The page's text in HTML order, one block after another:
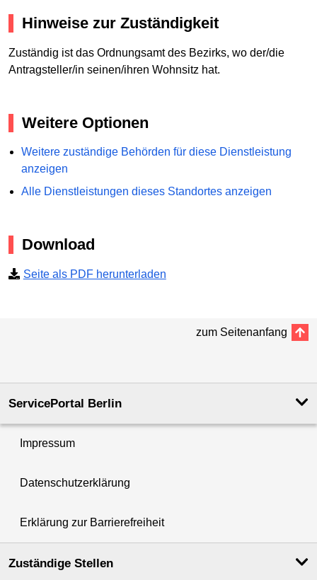
Hinweise zur Zuständigkeit
Zuständig ist das Ordnungsamt des Bezirks, wo der/die
Antragsteller/in seinen/ihren Wohnsitz hat.
Weitere Optionen
Weitere zuständige Behörden für diese Dienstleistung
anzeigen
Alle Dienstleistungen dieses Standortes anzeigen
Download
Seite als PDF herunterladen
zum Seitenanfang
ServicePortal Berlin
Impressum
Datenschutzerklärung
Erklärung zur Barrierefreiheit
Zuständige Stellen